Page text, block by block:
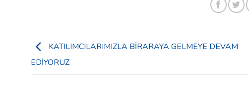
KATILIMCILARIMIZLA BİRARAYA GELMEYE DEVAM
EDİYORUZ